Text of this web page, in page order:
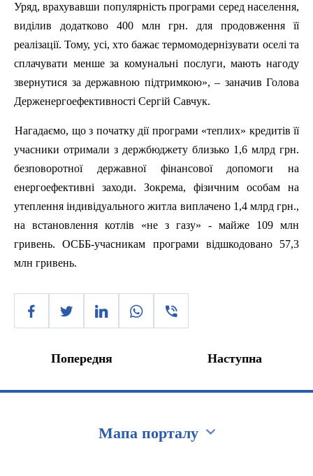
Уряд, врахувавши популярність програми серед населення,
виділив додатково 400 млн грн. для продовження її
реалізації. Тому, усі, хто бажаєтермомодернізувати оселі та
сплачувати менше за комунальні послуги, мають нагоду
звернутися за державною підтримкою», – заначив Голова
Держенергоефективності Сергій Савчук.
Нагадаємо, що з початку дії програми «теплих» кредитів її
учасники отримали з держбюджету близько 1,6 млрд грн.
безповоротної державної фінансової допомоги на
енергоефективні заходи. Зокрема, фізичним особам на
утеплення індивідуального житла виплачено 1,4 млрдгрн.,
на встановлення котлів «не з газу» - майже 109 млн
гривень.ОСББ-учасникам програми відшкодовано 57,3
млн гривень.
Попередня Наступна
Мапа порталу